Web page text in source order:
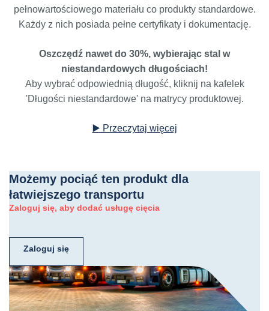
pełnowartościowego materiału co produkty standardowe.
Każdy z nich posiada pełne certyfikaty i dokumentację.
Oszczędź nawet do 30%, wybierając stal w
niestandardowych długościach!
Aby wybrać odpowiednią długość, kliknij na kafelek
'Długości niestandardowe' na matrycy produktowej.
▶️ Przeczytaj więcej
Możemy pociąć ten produkt dla
łatwiejszego transportu
Zaloguj się, aby dodać usługę cięcia
Zaloguj się